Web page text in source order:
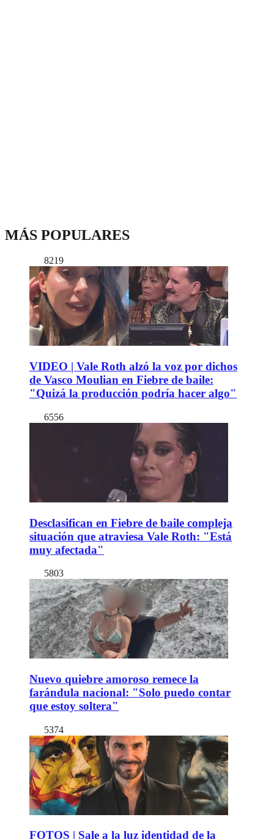
MÁS POPULARES
8219
VIDEO | Vale Roth alzó la voz por dichos
de Vasco Moulian en Fiebre de baile:
"Quizá la producción podría hacer algo"
6556
Desclasifican en Fiebre de baile compleja
situación que atraviesa Vale Roth: "Está
muy afectada"
5803
Nuevo quiebre amoroso remece la
farándula nacional: "Solo puedo contar
que estoy soltera"
5374
FOTOS | Sale a la luz identidad de la